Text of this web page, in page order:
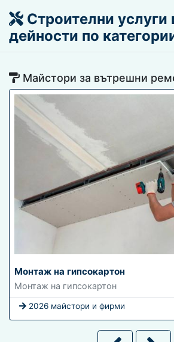
Строителни услуги
дейности по
Майстори за вътрешни
Монтаж на гипсокартон
Монтаж на гипсокартон
2026 майстори и фирми